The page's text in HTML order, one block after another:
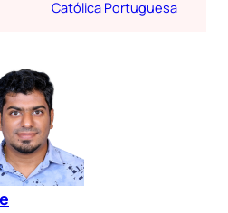
Católica Portuguesa